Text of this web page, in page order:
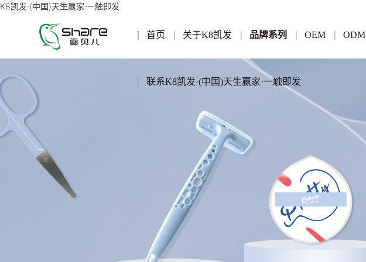
K8凯发·(中国)天生赢家·一触即发
首页 关于K8凯发 品牌系列 OEM ODM
联系K8凯发·(中国)天生赢家·一触即发